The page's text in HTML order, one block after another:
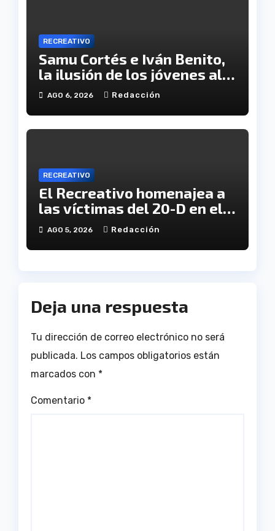
RECREATIVO
Samu Cortés e Iván Benito,
la ilusión de los jóvenes al
servicio del Decano
AGO 6, 2026 Redacción
RECREATIVO
El Recreativo homenajea a
las víctimas del 20-D en el
XX aniversario de la
tragedia
AGO 5, 2026 Redacción
Deja una respuesta
Tu dirección de correo electrónico no será
publicada. Los campos obligatorios están
marcados con *
Comentario *